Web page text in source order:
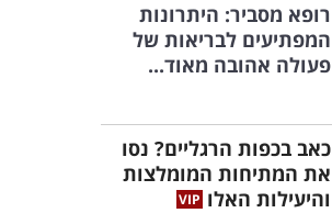
רופא מסביר: היתרונות
המפתיעים לבריאות של
פעולה אהובה מאוד...
כאב בכפות הרגליים? נסו
את המתיחות המומלצות
והיעילות האלו